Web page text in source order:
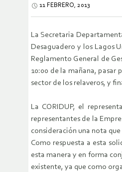
11 FEBRERO, 2013
La Secretaria
Desaguadero y los Lagos
Reglamento General de
10:00 de la mañana, pasar
sector de los relaveros, y
La CORIDUP, el
representantes de la
consideración una nota
Como respuesta a esta
esta manera y en forma
existente, ya que como